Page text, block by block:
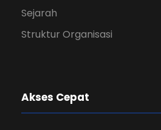
Sejarah
Struktur Organisasi
Akses Cepat